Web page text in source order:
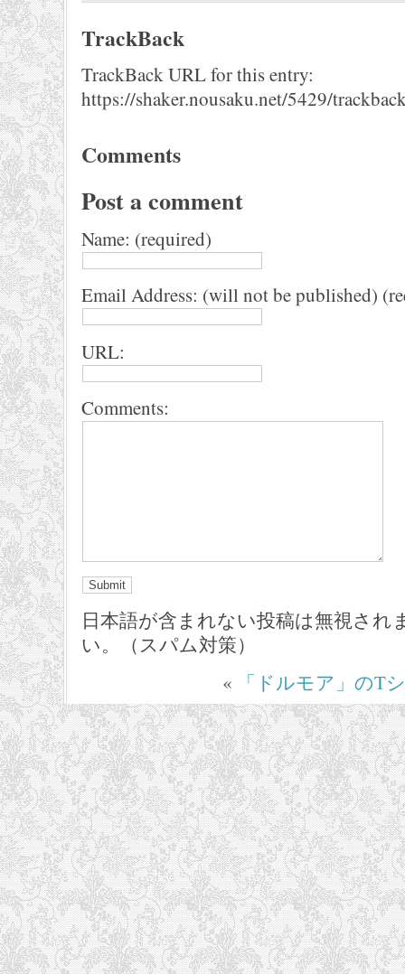
TrackBack
TrackBack URL for this entry:
https://shaker.nousaku.net/5429/
Comments
Post a comment
Name: (required)
Email Address: (will not be published)
URL:
Comments:
日本語が含まれない投稿は無視され
い。（スパム対策）
«
「ドルモア」のT